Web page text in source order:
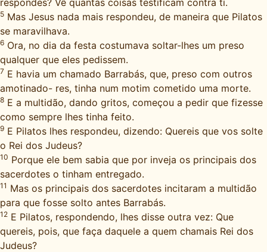
respondes? Vê quantas coisas testificam contra ti.
5 Mas Jesus nada mais respondeu, de maneira que Pilatos
se maravilhava.
6 Ora, no dia da festa costumava soltar-lhes um preso
qualquer que eles pedissem.
7 E havia um chamado Barrabás, que, preso com outros
amotinado- res, tinha num motim cometido uma morte.
8 E a multidão, dando gritos, começou a pedir que fizesse
como sempre lhes tinha feito.
9 E Pilatos lhes respondeu, dizendo: Quereis que vos solte
o Rei dos Judeus?
10 Porque ele bem sabia que por inveja os principais dos
sacerdotes o tinham entregado.
11 Mas os principais dos sacerdotes incitaram a multidão
para que fosse solto antes Barrabás.
12 E Pilatos, respondendo, lhes disse outra vez: Que
quereis, pois, que faça daquele a quem chamais Rei dos
Judeus?